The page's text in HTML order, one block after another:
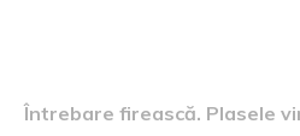
Întrebare firească. Plasele